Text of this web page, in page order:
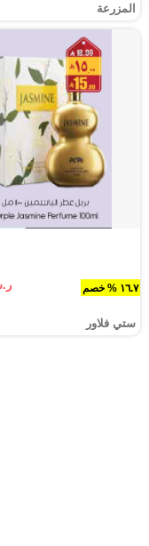
المزرعة
١٦.٧ % خصم ر.س
ستي فلاور